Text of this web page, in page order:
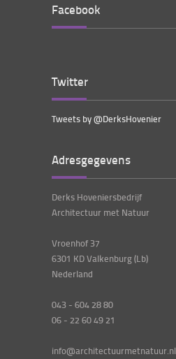
Facebook
Twitter
Tweets by @DerksHovenier
Adresgegevens
Derks Hoveniersbedrijf
Architectuur met Natuur
Vroenhof 37
6301 KD Valkenburg (Lb)
Nederland
043 - 604 28 80
06 - 22 60 49 21
info@architectuurmetnatuur.nl